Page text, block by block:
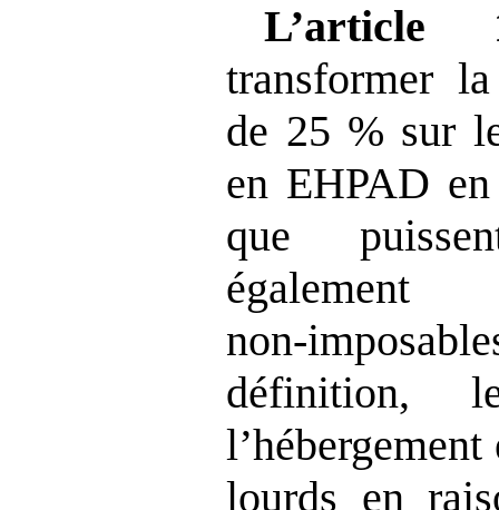
L’article
transformer
de 25 % sur
en EHPAD
que
lourds en